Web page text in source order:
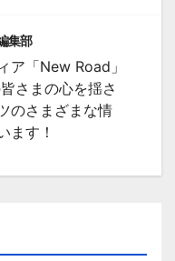
集部
ア「New Road」
さまの心を揺さ
のさまざまな情
ます！